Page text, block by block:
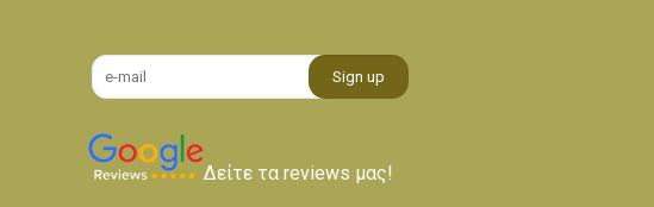
Δείτε τα reviews μας!